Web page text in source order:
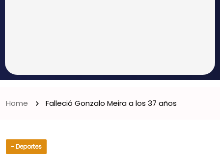
Home Falleció Gonzalo Meira a los 37 años
- Deportes